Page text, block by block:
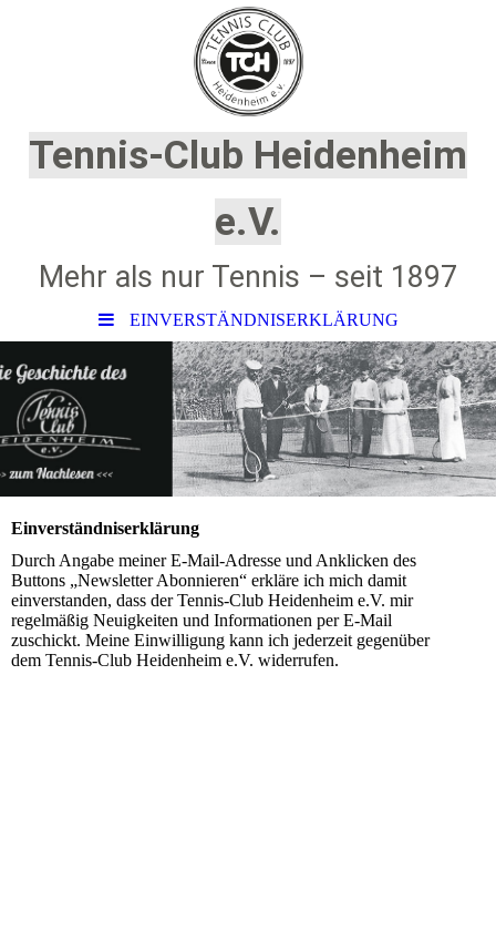
Tennis-Club Heidenheim
e.V.
Mehr als nur Tennis – seit 1897
EINVERSTÄNDNISERKLÄRUNG
Einverständniserklärung
Durch Angabe meiner E-Mail-Adresse und Anklicken des
Buttons „Newsletter Abonnieren“ erkläre ich mich damit
einverstanden, dass der Tennis-Club Heidenheim e.V. mir
regelmäßig Neuigkeiten und Informationen per E-Mail
zuschickt. Meine Einwilligung kann ich jederzeit gegenüber
dem Tennis-Club Heidenheim e.V. widerrufen.